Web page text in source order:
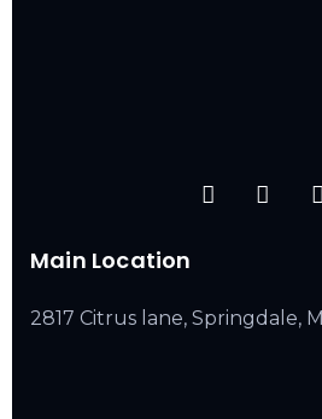
Main Location
2817 Citrus lane, Springdale,